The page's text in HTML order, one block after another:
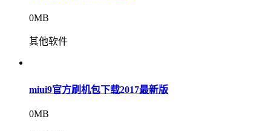
0MB
其他软件
miui9官方刷机包下载2017最新版
0MB